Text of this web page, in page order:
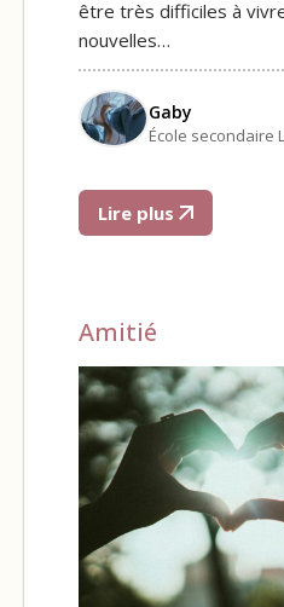
être très difficiles à
nouvelles…
Gaby
École secondaire
Lire plus
Amitié